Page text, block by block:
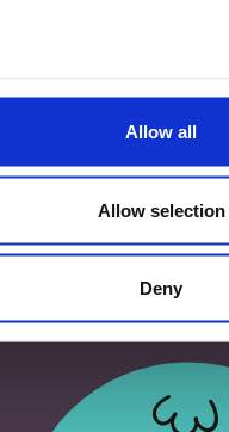
Allow all
Allow selection
Deny
de l’Éducation nationale,